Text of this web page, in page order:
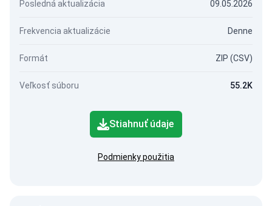
Posledná aktualizácia 09.05.2026
Frekvencia aktualizácie Denne
Formát ZIP (CSV)
Veľkosť súboru 55.2K
Stiahnuť údaje
Podmienky použitia